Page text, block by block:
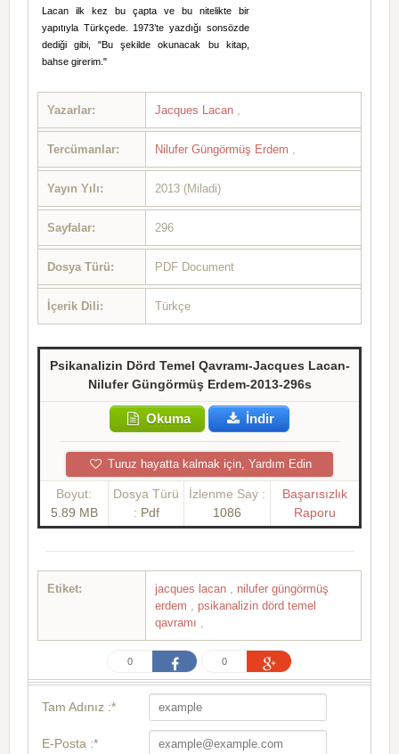
Lacan ilk kez bu çapta ve bu nitelikte bir
yapıtıyla Türkçede. 1973’te yazdığı sonsözde
dediği gibi, "Bu şekilde okunacak bu kitap,
bahse girerim."
Yazarlar: Jacques Lacan
Tercümanlar: Nilufer Güngörmüş Erdem
Yayın Yılı: 2013 (Miladi)
Sayfalar: 296
Dosya Türü: PDF Document
İçerik Dili: Türkçe
Psikanalizin Dörd Temel Qavramı-Jacques Lacan-
Nilufer Güngörmüş Erdem-2013-296s
Okuma İndir
Turuz hayatta kalmak için, Yardım Edin
Boyut:
5.89 MB
Dosya Türü
: Pdf
İzlenme Say :
1086
Başarısızlık
Raporu
Etiket: jacques lacan
nilufer güngörmüş
erdem
psikanalizin dörd temel
qavramı
0 0
Tam Adınız :*
E-Posta :*